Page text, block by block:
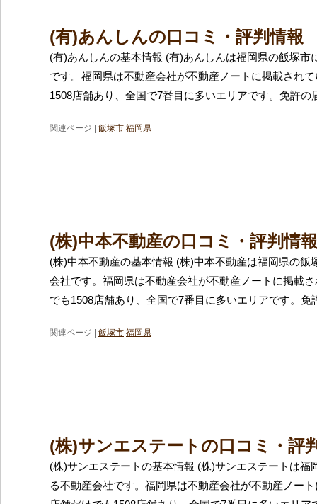
(有)あんしんの口コミ・評判情報
(有)あんしんの基本情報 (有)あんしんは福岡県の飯塚市
です。福岡県は不動産会社が不動産ノートに掲載され
1508店舗あり、全国で7番目に多いエリアです。免許の
関連ページ | 飯塚市 福岡県
(株)中本不動産の口コミ・評判情報
(株)中本不動産の基本情報 (株)中本不動産は福岡県の飯
会社です。福岡県は不動産会社が不動産ノートに掲載
でも1508店舗あり、全国で7番目に多いエリアです。免
関連ページ | 飯塚市 福岡県
(株)サンエステートの口コミ・評
(株)サンエステートの基本情報 (株)サンエステートは福
る不動産会社です。福岡県は不動産会社が不動産ノー